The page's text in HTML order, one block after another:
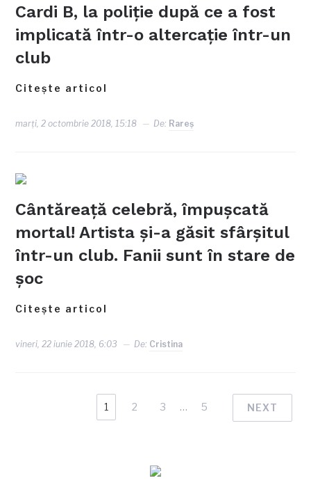
Cardi B, la poliţie după ce a fost
implicată într-o altercaţie într-un
club
Citește articol
marți, 2 octombrie 2018, 15:18 De: Rareş
Cântăreață celebră, împușcată
mortal! Artista și-a găsit sfârșitul
într-un club. Fanii sunt în stare de
șoc
Citește articol
vineri, 22 iunie 2018, 6:03 De: Cristina
1 2 3 … 5 NEXT